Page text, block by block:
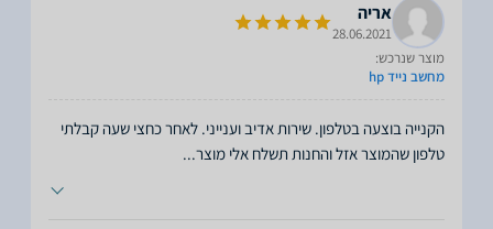
אריה
28.06.2021
מוצר שנרכש:
מחשב נייד hp
הקנייה בוצעה בטלפון. שירות אדיב וענייני. לאחר כחצי שעה קבלתי
טלפון שהמוצר אזל והחנות תשלח אלי מוצר...